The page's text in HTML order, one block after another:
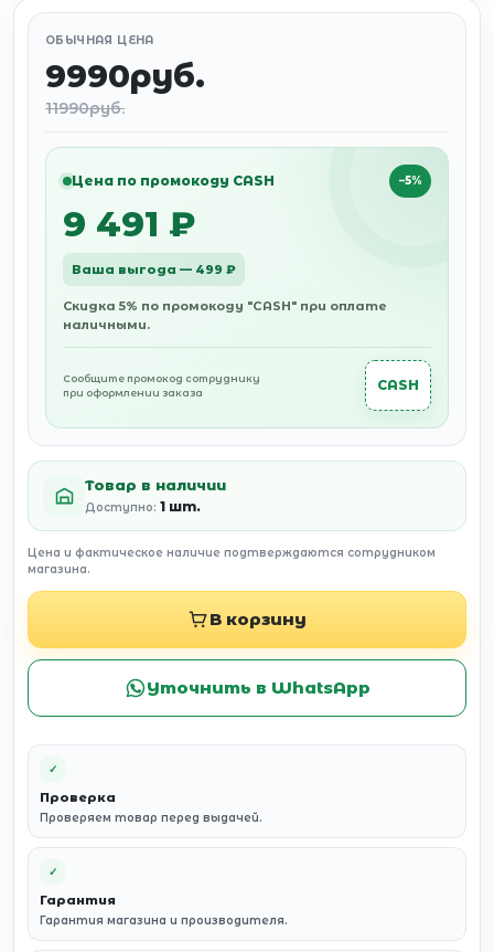
ОБЫЧНАЯ ЦЕНА
9990руб.
11990руб.
Цена по промокоду CASH −5%
9 491 ₽
Ваша выгода — 499 ₽
Скидка 5% по промокоду "CASH" при оплате
наличными.
Сообщите промокод сотруднику
при оформлении заказа
CASH
Товар в наличии
Доступно: 1 шт.
Цена и фактическое наличие подтверждаются сотрудником
магазина.
В корзину
Уточнить в WhatsApp
✓
Проверка
Проверяем товар перед выдачей.
✓
Гарантия
Гарантия магазина и производителя.